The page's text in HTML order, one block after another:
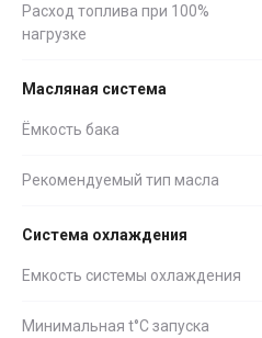
Расход топлива при 100%
нагрузке
Масляная система
Ёмкость бака
Рекомендуемый тип масла
Система охлаждения
Емкость системы охлаждения
Минимальная t°С запуска